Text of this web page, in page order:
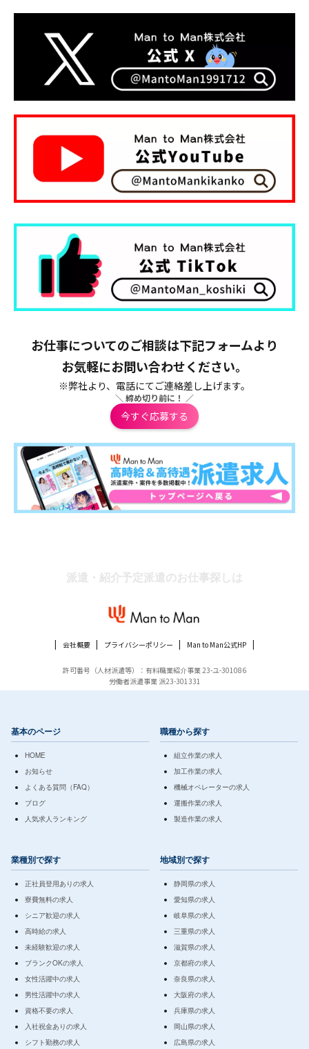
お仕事についてのご相談は下記フォームより
お気軽にお問い合わせください。
※弊社より、電話にてご連絡差し上げます。
＼ 締め切り前に！ ／
今すぐ応募する
派遣・紹介予定派遣のお仕事探しは
会社概要 プライバシーポリシー Man to Man公式HP
許可番号（人材派遣等）：有料職業紹介事業 23-ユ-301086
労働者派遣事業 派23-301331
基本のページ
HOME
お知らせ
よくある質問（FAQ）
ブログ
人気求人ランキング
職種から探す
組立作業の求人
加工作業の求人
機械オペレーターの求人
運搬作業の求人
製造作業の求人
業種別で探す
正社員登用ありの求人
寮費無料の求人
シニア歓迎の求人
高時給の求人
未経験歓迎の求人
ブランクOKの求人
女性活躍中の求人
男性活躍中の求人
資格不要の求人
入社祝金ありの求人
シフト勤務の求人
地域別で探す
静岡県の求人
愛知県の求人
岐阜県の求人
三重県の求人
滋賀県の求人
京都府の求人
奈良県の求人
大阪府の求人
兵庫県の求人
岡山県の求人
広島県の求人